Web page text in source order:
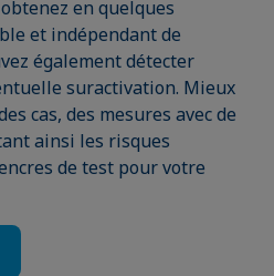
en quelques
et indépendant de
également détecter
suractivation. Mieux
cas, des mesures avec de
ainsi les risques
de test pour votre